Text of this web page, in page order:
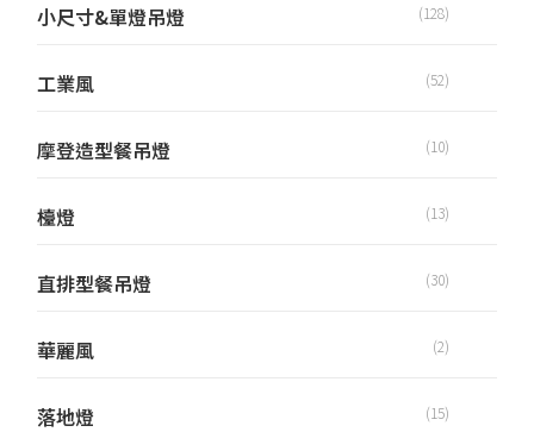
小尺寸&單燈吊燈 (128)
工業風 (52)
摩登造型餐吊燈 (10)
檯燈 (13)
直排型餐吊燈 (30)
華麗風 (2)
落地燈 (15)